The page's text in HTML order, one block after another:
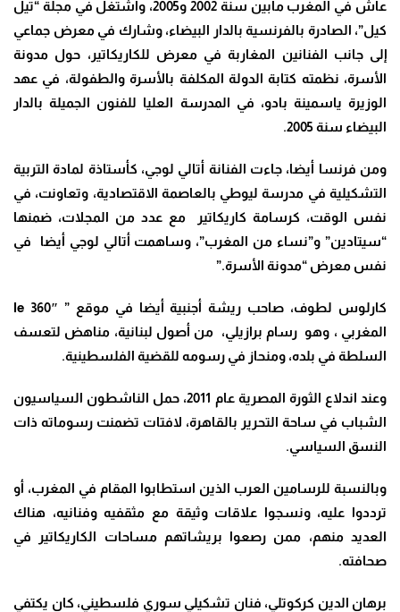
عاش في المغرب مابين سنة 2002 و2005، واشتغل في مجلة “تيل
كيل”، الصادرة بالفرنسية بالدار البيضاء، وشارك في معرض جماعي
إلى جانب الفنانين المغاربة في معرض للكاريكاتير، حول مدونة
الأسرة، نظمته كتابة الدولة المكلفة بالأسرة والطفولة، في عهد
الوزيرة ياسمينة بادو، في المدرسة العليا للفنون الجميلة بالدار
البيضاء سنة 2005.
ومن فرنسا أيضا، جاءت الفنانة أتالي لوجي، كأستاذة لمادة التربية
التشكيلية في مدرسة ليوطي بالعاصمة الاقتصادية، وتعاونت، في
نفس الوقت، كرسامة كاريكاتير مع عدد من المجلات، ضمنها
“سيتادين” و”نساء من المغرب”، وساهمت أتالي لوجي أيضا في
نفس معرض “مدونة الأسرة.”
كارلوس لطوف، صاحب ريشة أجنبية أيضا في موقع ” le 360″
المغربي ، وهو رسام برازيلي، من أصول لبنانية، مناهض لتعسف
السلطة في بلده، ومنحاز في رسومه للقضية الفلسطينية.
وعند اندلاع الثورة المصرية عام 2011، حمل الناشطون السياسيون
الشباب في ساحة التحرير بالقاهرة، لافتات تضمنت رسوماته ذات
النسق السياسي.
وبالنسبة للرسامين العرب الذين استطابوا المقام في المغرب، أو
ترددوا عليه، ونسجوا علاقات وثيقة مع مثقفيه وفنانيه، هناك
العديد منهم، ممن رصعوا بريشاتهم مساحات الكاريكاتير في
صحافته.
برهان الدين كركوتلي، فنان تشكيلي سوري فلسطيني، كان يكتفي